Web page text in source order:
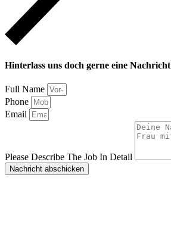
Hinterlass uns doch gerne eine Nachricht
Full Name
Phone
Email
Please Describe The Job In Detail
Nachricht abschicken